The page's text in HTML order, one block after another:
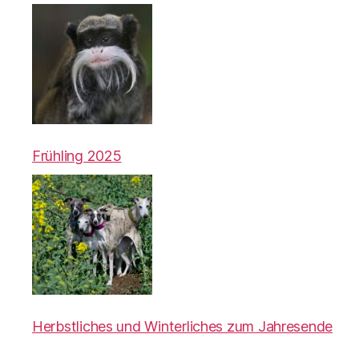
Frühling 2025
Herbstliches und Winterliches zum Jahresende